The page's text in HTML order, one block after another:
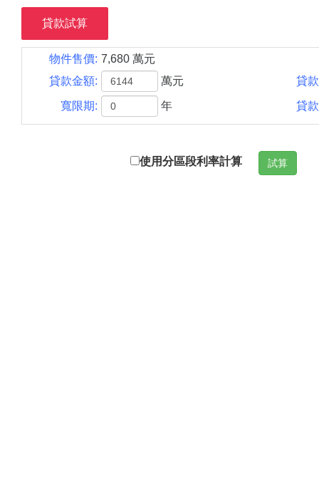
貸款試算
物件售價: 7,680 萬元
貸款金額:
萬元 貸
寬限期: 年 貸
使用分區段利率計算 試算